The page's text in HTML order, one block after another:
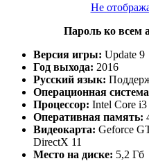
Не
Пароль ко всем
Версия игры: Update 9
Год выхода: 2016
Русский язык:
Операционная
Процессор: Intel Core
Оперативная память:
Видеокарта: Geforce
DirectX 11
Место на диске: 5,2 Гб